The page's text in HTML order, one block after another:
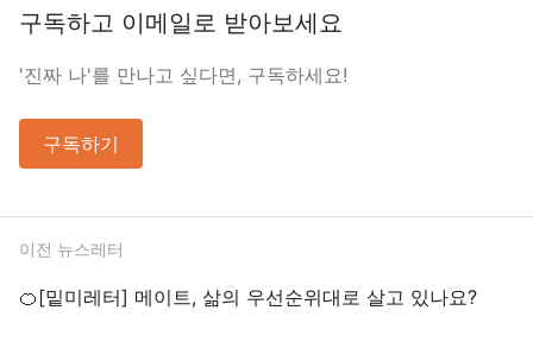
구독하고 이메일로 받아보세요
'진짜 나'를 만나고 싶다면, 구독하세요!
구독하기
이전 뉴스레터
🍊[밑미레터] 메이트, 삶의 우선순위대로 살고 있나요?